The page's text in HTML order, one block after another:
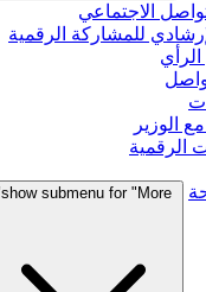
الاجتماعي
للمشاركة الرقمية
الوزير
الرقمية
show submenu for "More"